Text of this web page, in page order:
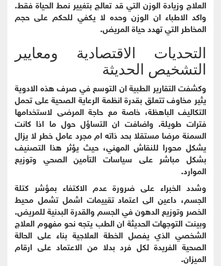
العلاج وزيادة الوزن التي قد تعالج بتغيير نمط الحياة فقط.
واكد الاطباء ان الوزن وحده لا يكفي للحكم على حجم
المخاطر التي تهدد حياة المريض.
التحديات الاقتصادية ومعايير
التشخيص الحديثة
وكشفت التقارير الطبية ان التوسع في صرف هذه الادوية
يثير مخاوف تتعلق بقدرة انظمة الرعاية الصحية على تحمل
التكاليف الباهظة، خاصة مع حاجة المرضى لاستخدامها
فترات طويلة. واضافت ان التساؤل حول ما اذا كانت
السمنة مرضا مستقلا بحد ذاته ام مجرد عامل خطر لا يزال
يشكل محورا للنقاش المهني، حيث يؤثر هذا التصنيف
بشكل مباشر على سياسات التأمين الصحي وتوزيع
الموارد.
وشدد الخبراء على ضرورة عدم الاكتفاء بمؤشر كتلة
الجسم، داعين الى اعتماد تقييمات اشمل تشمل محيط
الخصر وتوزيع الدهون في الجسم والقدرة البدنية للمريض.
وبينت التوجهات الحديثة ان الطب يتجه نحو مفهوم العلاج
الشخصي الذي يفصل الخطة العلاجية بناء على الحالة
الصحية الفريدة لكل فرد بدلا من الاعتماد على ارقام
الميزان.